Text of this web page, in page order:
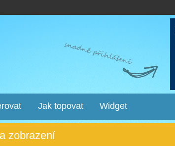
Jak topovat Widget
zobrazení